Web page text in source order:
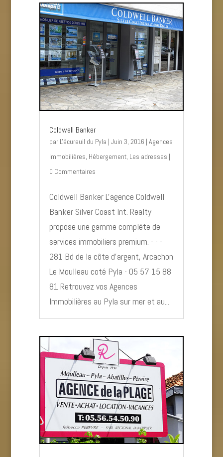
Coldwell Banker
par L'écureuil du Pyla | Juin 3, 2016 | Agences
Immobilières, Hébergement, Les adresses |
0 Commentaires
Coldwell Banker L'agence Coldwell
Banker Silver Coast Int. Realty
propose une gamme complète de
services immobiliers premium. - - -
281 Bd de la côte d’argent, Arcachon
Le Moulleau coté Pyla - 05 57 15 88
81 Retrouvez vos Agences
Immobilières au Pyla sur mer et au...